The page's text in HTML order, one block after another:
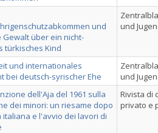
und
Gewalt über ein nicht-
türkisches Kind
und
und internationales
bei deutsch-syrischer Ehe
und
dell'Aja del 1961 sulla
dei minori: un riesame dopo
italiana e l'avvio dei lavori di
Rivista di
privato e